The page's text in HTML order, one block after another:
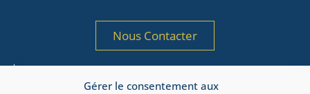
Gérer le consentement aux
Nous Contacter
par l’AMF sous le n° GP 97-125